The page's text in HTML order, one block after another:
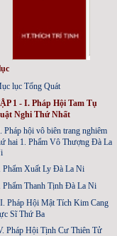
lục Tổng Quát
1 - I. Pháp Hội Tam Tụ
Nghi Thứ Nhất
Pháp hội vô biên trang nghiêm
hai 1. Phẩm Vô Thượng Đà La
Phẩm Xuất Ly Đà La Ni
Phẩm Thanh Tịnh Đà La Ni
Pháp Hội Mật Tích Kim Cang
Sĩ Thứ Ba
Pháp Hội Tịnh Cư Thiên Tử